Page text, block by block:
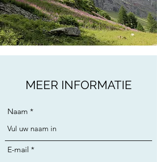
MEER INFORMATIE
Naam
E-mail